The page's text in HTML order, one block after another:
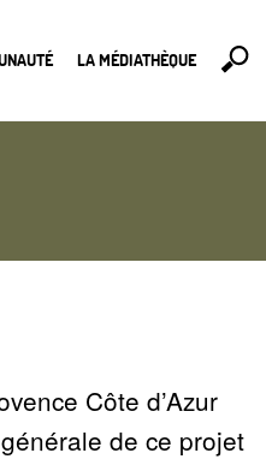
LA MÉDIATHÈQUE
Côte d’Azur
de ce projet